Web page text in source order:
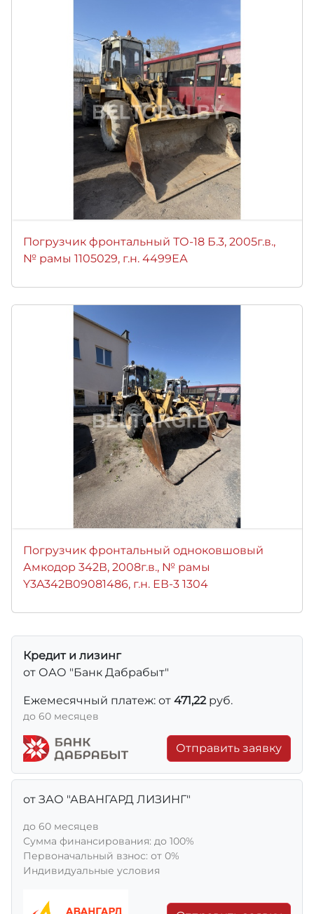
Погрузчик фронтальный ТО-18 Б.3, 2005г.в.,
№ рамы 1105029, г.н. 4499ЕА
Погрузчик фронтальный одноковшовый
Амкодор 342В, 2008г.в., № рамы
Y3A342B09081486, г.н. ЕВ-3 1304
Кредит и лизинг
от ОАО "Банк Дабрабыт"
Ежемесячный платеж: от 471,22руб.
до 60 месяцев
Отправить заявку
от ЗАО "АВАНГАРД ЛИЗИНГ"
до 60 месяцев
Сумма финансирования: до 100%
Первоначальный взнос: от 0%
Индивидуальные условия